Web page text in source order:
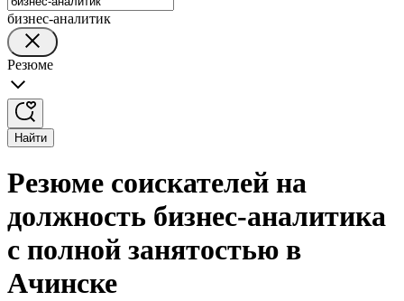
бизнес-аналитик
Резюме
Найти
Резюме соискателей на
должность бизнес-аналитика
с полной занятостью в
Ачинске